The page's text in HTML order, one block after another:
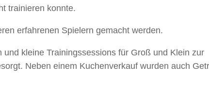
trainieren konnte.
erfahrenen Spielern gemacht werden.
kleine Trainingssessions für Groß und Klein zur
Neben einem Kuchenverkauf wurden auch